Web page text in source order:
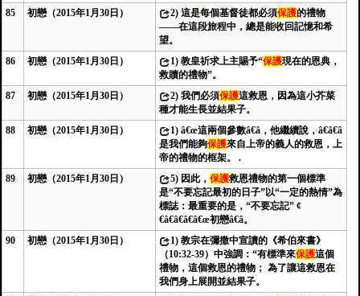
85
初戀（2015年1月30日） 2) 這是每個基督徒都必須保護的禮物
——在這段旅程中，總是能收回記憶和希
望。
86
初戀（2015年1月30日） 1) 教皇祈求上主賜予“保護現在的恩典，
救贖的禮物”。
87
初戀（2015年1月30日） 2) 我們必須保護這救恩，因為這小芥菜
種才能生長並結果子。
88
初戀（2015年1月30日） 1) â€œ這兩個參數â€â，他繼續說，â€â€â
是我們能夠保護來自上帝的義人的救恩，上
帝的禮物的框架。 .
89
初戀（2015年1月30日） 5) 因此， 保護救恩禮物的第一個標準
是“不要忘記最初的日子”以“一定的熱情”為
標誌：最重要的是，“不要忘記” ¢
€â€â€â€â€œ初戀â€â。
90
初戀（2015年1月30日） 1) 教宗在彌撒中宣讀的《希伯來書》
（10:32-39）中強調：“有標準來保護這個
禮物，這個救恩的禮物； 為了讓這救恩在
我們身上展開並結果子。